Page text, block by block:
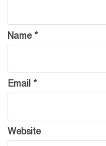
Name *
Email *
Website